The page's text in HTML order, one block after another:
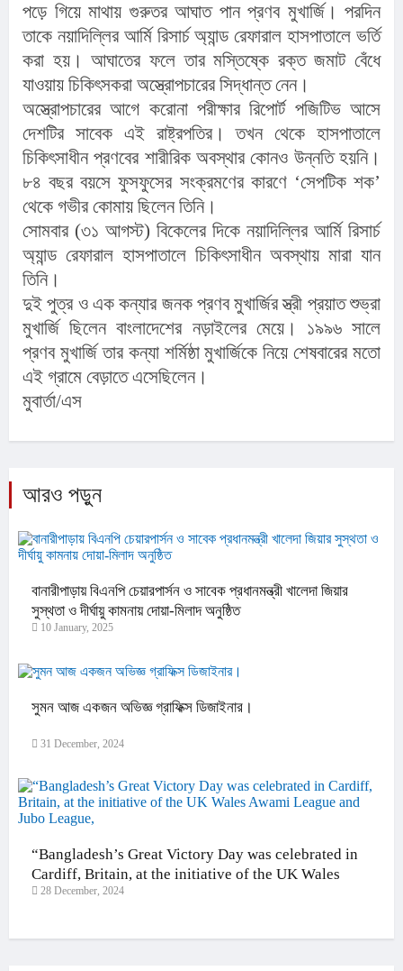
পড়ে গিয়ে মাথায় গুরুতর আঘাত পান প্রণব মুখার্জি। পরদিন
তাকে নয়াদিল্লির আর্মি রিসার্চ অ্যান্ড রেফারাল হাসপাতালে ভর্তি
করা হয়। আঘাতের ফলে তার মস্তিষ্কে রক্ত জমাট বেঁধে
যাওয়ায় চিকিৎসকরা অস্ত্রোপচারের সিদ্ধান্ত নেন।
অস্ত্রোপচারের আগে করোনা পরীক্ষার রিপোর্ট পজিটিভ আসে
দেশটির সাবেক এই রাষ্ট্রপতির। তখন থেকে হাসপাতালে
চিকিৎসাধীন প্রণবের শারীরিক অবস্থার কোনও উন্নতি হয়নি।
৮৪ বছর বয়সে ফুসফুসের সংক্রমণের কারণে ‘সেপটিক শক’
থেকে গভীর কোমায় ছিলেন তিনি।
সোমবার (৩১ আগস্ট) বিকেলের দিকে নয়াদিল্লির আর্মি রিসার্চ
অ্যান্ড রেফারাল হাসপাতালে চিকিৎসাধীন অবস্থায় মারা যান
তিনি।
দুই পুত্র ও এক কন্যার জনক প্রণব মুখার্জির স্ত্রী প্রয়াত শুভ্রা
মুখার্জি ছিলেন বাংলাদেশের নড়াইলের মেয়ে। ১৯৯৬ সালে
প্রণব মুখার্জি তার কন্যা শর্মিষ্ঠা মুখার্জিকে নিয়ে শেষবারের মতো
এই গ্রামে বেড়াতে এসেছিলেন।
মুবার্তা/এস
আরও পড়ুন
বানারীপাড়ায় বিএনপি চেয়ারপার্সন ও সাবেক প্রধানমন্ত্রী খালেদা জিয়ার
সুস্থতা ও দীর্ঘায়ু কামনায় দোয়া-মিলাদ অনুষ্ঠিত
10 January, 2025
সুমন আজ একজন অভিজ্ঞ গ্রাফিক্স ডিজাইনার।
31 December, 2024
“Bangladesh’s Great Victory Day was celebrated in
Cardiff, Britain, at the initiative of the UK Wales
Awami League and Jubo League,
28 December, 2024